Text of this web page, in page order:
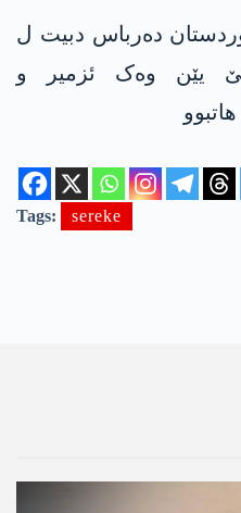
دەرباس دبیت ل
یێن وەک ئزمیر و
Tags: sereke